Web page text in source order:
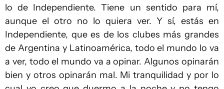
lo de Independiente. Tiene un sentido para mí,
aunque el otro no lo quiera ver. Y sí, estás en
Independiente, que es de los clubes más grandes
de Argentina y Latinoamérica, todo el mundo lo va
a ver, todo el mundo va a opinar. Algunos opinarán
bien y otros opinarán mal. Mi tranquilidad y por lo